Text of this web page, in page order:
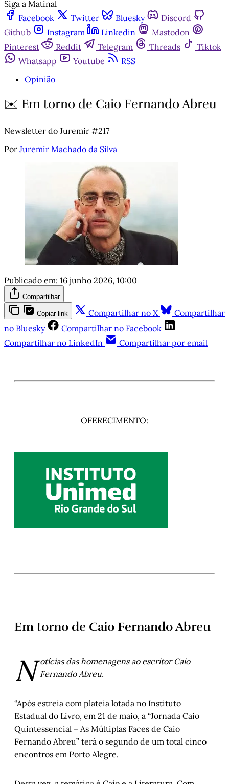
Siga a Matinal
Facebook
Twitter Bluesky
Discord
Github
Instagram Linkedin
Mastodon
Pinterest
Reddit Telegram Threads
Tiktok
Whatsapp
Youtube
RSS
Opinião
✉️ Em torno de Caio Fernando Abreu
Newsletter do Juremir #217
Por Juremir Machado da Silva
Publicado em: 16 junho 2026, 10:00
Compartilhar
Copiar link Compartilhar no X
Compartilhar
no Bluesky
Compartilhar no Facebook
Compartilhar no LinkedIn
Compartilhar por email
OFERECIMENTO:
Em torno de Caio Fernando Abreu
N otícias das homenagens ao escritor Caio
Fernando Abreu.
“Após estreia com plateia lotada no Instituto
Estadual do Livro, em 21 de maio, a “Jornada Caio
Quintessencial – As Múltiplas Faces de Caio
Fernando Abreu” terá o segundo de um total cinco
encontros em Porto Alegre.